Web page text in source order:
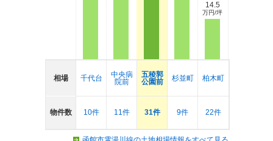
相場
物件数
千代台
10件
中央病
院前
11件
五稜郭
公園前
31件
杉並町
9件
14.5
万円/坪
柏木町
22件